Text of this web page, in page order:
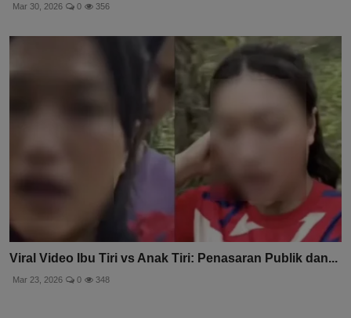
Mar 30, 2026 0 356
Viral Video Ibu Tiri vs Anak Tiri: Penasaran Publik dan...
Mar 23, 2026 0 348